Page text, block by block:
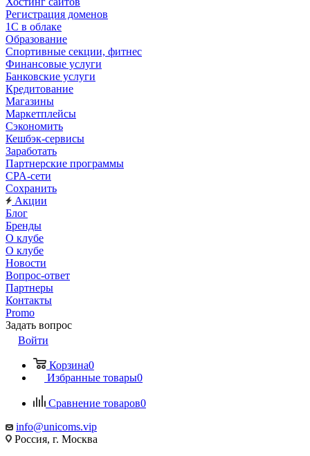
Регистрация доменов
1С в облаке
Образование
Спортивные секции, фитнес
Финансовые услуги
Банковские услуги
Кредитование
Магазины
Маркетплейсы
Сэкономить
Кешбэк-сервисы
Заработать
Партнерские программы
CPA-сети
Сохранить
Акции
Блог
Бренды
О клубе
О клубе
Новости
Вопрос-ответ
Партнеры
Контакты
Promo
Задать вопрос
Войти
Корзина0
Избранные товары0
Сравнение товаров0
info@unicoms.vip
Россия, г. Москва